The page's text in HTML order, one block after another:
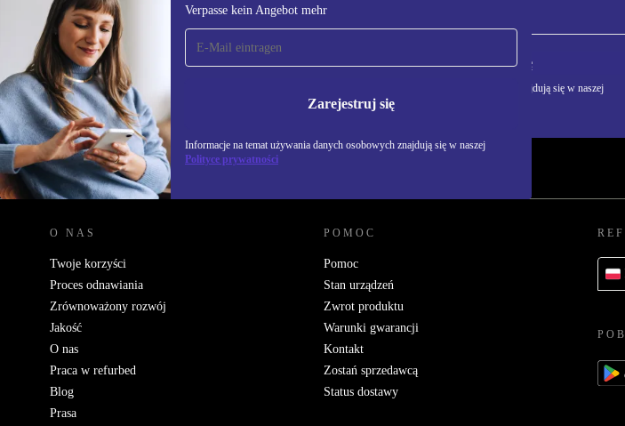
Verpasse kein Angebot mehr
Zarejestruj się
Informacje na temat używania danych osobowych znajdują się w naszej
Polityce prywatności
Zapisz się na nasz
newsletter!
Nie przegap żadnej oferty.
Zarejestruj się
Informacje na temat używania danych osobowych znajdują się w naszej
Polityce prywatności
REFURBED POLSKA - RETHINK NEW.
O NAS
Twoje korzyści
Proces odnawiania
Zrównoważony rozwój
Jakość
O nas
Praca w refurbed
Blog
Prasa
POMOC
Pomoc
Stan urządzeń
Zwrot produktu
Warunki gwarancji
Kontakt
Zostań sprzedawcą
Status dostawy